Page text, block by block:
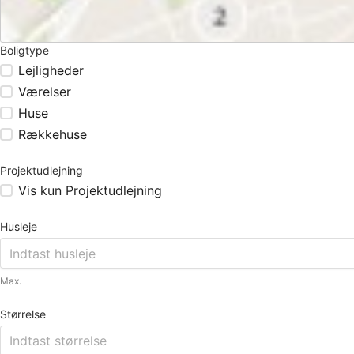
Boligtype
Lejligheder
Værelser
Huse
Rækkehuse
Projektudlejning
Vis kun Projektudlejning
Husleje
Max.
Størrelse